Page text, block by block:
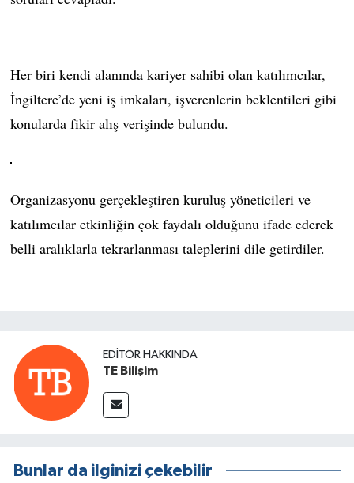
Her biri kendi alanında kariyer sahibi olan katılımcılar,
İngiltere’de yeni iş imkaları, işverenlerin beklentileri gibi
konularda fikir alış verişinde bulundu.
Organizasyonu gerçekleştiren kuruluş yöneticileri ve
katılımcılar etkinliğin çok faydalı olduğunu ifade ederek
belli aralıklarla tekrarlanması taleplerini dile getirdiler.
EDITÖR HAKKINDA
TE Bilişim
Bunlar da ilginizi çekebilir